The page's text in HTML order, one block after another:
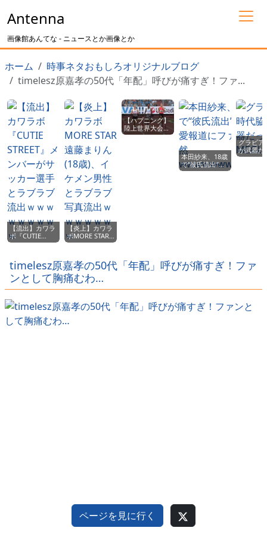
Antenna
画像館あんてな - ニュースとか画像とか
ホーム
時事ネタおもしろオリジナルブログ
timelesz原嘉孝の50代「年配」呼びが痛すぎ！ファ...
【流出】カワラ
ボ『CUTIE
STREET』メン
選手とラブラブ
流出ｗｗｗｗｗ
ｗｗｗｗ
【炎上】カワラ
ボMORE STAR
遠藤まりん(18
性とラブラブ写
真流出ｗｗｗｗ
ｗｗｗ
【ハプニング】
陸上世界大会
で、男子ハード
本田紗来、18歳
で“彼氏流出”！
恋愛報道にファ
グラビア
が武器だ
MEGUMI
timelesz原嘉孝の50代「年配」呼びが痛すぎ！ファ
ンとして胸痛むわ…
ページを見に行く